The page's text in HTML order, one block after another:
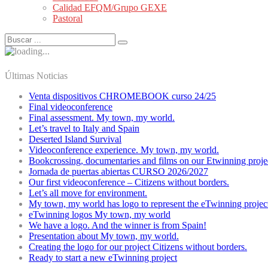
Calidad EFQM/Grupo GEXE
Pastoral
Últimas Noticias
Venta dispositivos CHROMEBOOK curso 24/25
Final videoconference
Final assessment. My town, my world.
Let’s travel to Italy and Spain
Deserted Island Survival
Videoconference experience. My town, my world.
Bookcrossing, documentaries and films on our Etwinning
Jornada de puertas abiertas CURSO 2026/2027
Our first videoconference – Citizens without borders.
Let’s all move for environment.
My town, my world has logo to represent the eTwinning
eTwinning logos My town, my world
We have a logo. And the winner is from Spain!
Presentation about My town, my world.
Creating the logo for our project Citizens without borders.
Ready to start a new eTwinning project